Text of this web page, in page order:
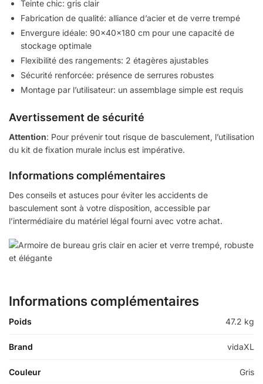
Teinte chic: gris clair
Fabrication de qualité: alliance d’acier et de verre trempé
Envergure idéale: 90x40x180 cm pour une capacité de
stockage optimale
Flexibilité des rangements: 2 étagères ajustables
Sécurité renforcée: présence de serrures robustes
Montage par l’utilisateur: un assemblage simple est requis
Avertissement de sécurité
Attention: Pour prévenir tout risque de basculement, l’utilisation
du kit de fixation murale inclus est impérative.
Informations complémentaires
Des conseils et astuces pour éviter les accidents de
basculement sont à votre disposition, accessible par
l’intermédiaire du matériel légal fourni avec votre achat.
Informations complémentaires
Poids 47.2 kg
Brand vidaXL
Couleur Gris